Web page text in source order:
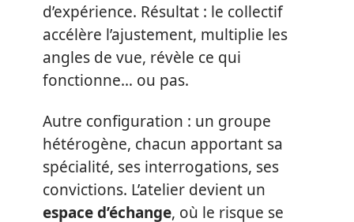
d’expérience. Résultat : le collectif
accélère l’ajustement, multiplie les
angles de vue, révèle ce qui
fonctionne… ou pas.
Autre configuration : un groupe
hétérogène, chacun apportant sa
spécialité, ses interrogations, ses
convictions. L’atelier devient un
espace d’échange, où le risque se